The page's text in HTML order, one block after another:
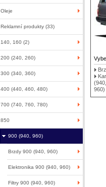
Oleje
Reklamní produkty (33)
140, 160 (2)
200 (240, 260)
300 (340, 360)
400 (440, 460, 480)
700 (740, 760, 780)
850
900 (940, 960)
Brzdy 900 (940, 960)
Elektronika 900 (940, 960)
Filtry 900 (940, 960)
960)